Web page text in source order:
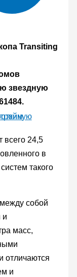
Transiting
звездную
всего 24,5
в
такого
собой
и
масс,
отличаются
и